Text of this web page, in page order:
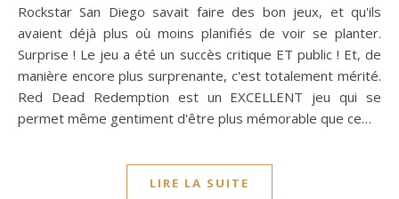
Rockstar San Diego savait faire des bon jeux, et qu'ils
avaient déjà plus où moins planifiés de voir se planter.
Surprise ! Le jeu a été un succès critique ET public ! Et, de
manière encore plus surprenante, c'est totalement mérité.
Red Dead Redemption est un EXCELLENT jeu qui se
permet même gentiment d'être plus mémorable que ce…
LIRE LA SUITE